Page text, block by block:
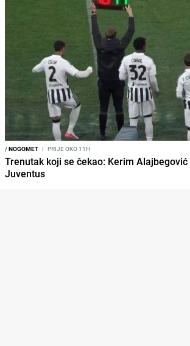
/NOGOMET I PRIJE OKO 11H
Trenutak koji se čekao: Kerim
Juventus